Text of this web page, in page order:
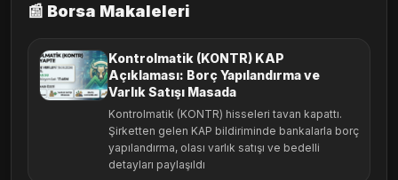
📰 Borsa Makaleleri
Kontrolmatik (KONTR) KAP
Açıklaması: Borç Yapılandırma ve
Varlık Satışı Masada
Kontrolmatik (KONTR) hisseleri tavan kapattı.
Şirketten gelen KAP bildiriminde bankalarla borç
yapılandırma, olası varlık satışı ve bedelli
detayları paylaşıldı